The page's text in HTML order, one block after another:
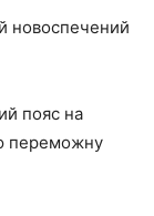
новоспечений
пояс на
переможну